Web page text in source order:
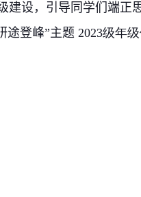
建设，引导同学们端正
途登峰”主题 2023级年